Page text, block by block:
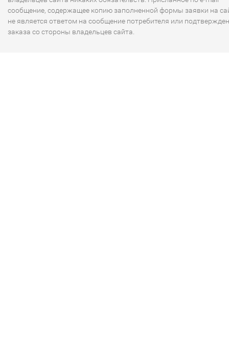
сообщение, содержащее копию заполненной формы заявки на
не является ответом на сообщение потребителя или
заказа со стороны владельцев сайта.